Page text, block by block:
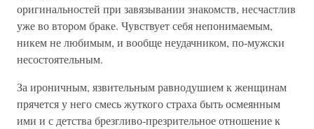
оригинальностей при завязывании знакомств, несчастлив
уже во втором браке. Чувствует себя непонимаемым,
никем не любимым, и вообще неудачником, по-мужски
несостоятельным.
За ироничным, язвительным равнодушием к женщинам
прячется у него смесь жуткого страха быть осмеянным
ими и с детства брезгливо-презрительное отношение к